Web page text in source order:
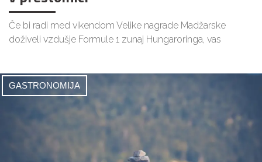
Če bi radi med vikendom Velike nagrade Madžarske
doživeli vzdušje Formule 1 zunaj Hungaroringa, vas
GASTRONOMIJA